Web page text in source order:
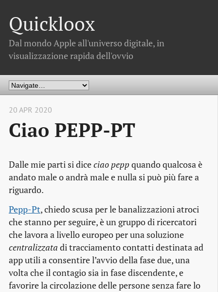
Quickloox
Dal mondo Apple all'universo digitale, in
visualizzazione rapida dell'ovvio
20 APR 2020
Ciao PEPP-PT
Dalle mie parti si diceciao peppquando qualcosa è
andato male o andrà male e nulla si può più fare a
riguardo.
Pepp-Pt, chiedo scusa per le banalizzazioni atroci
che stanno per seguire, è un gruppo di ricercatori
che lavora a livello europeo per una soluzione
centralizzata di tracciamento contatti destinata ad
app utili a consentire l’avvio della fase due, una
volta che il contagio sia in fase discendente, e
favorire la circolazione delle persone senza fare lo